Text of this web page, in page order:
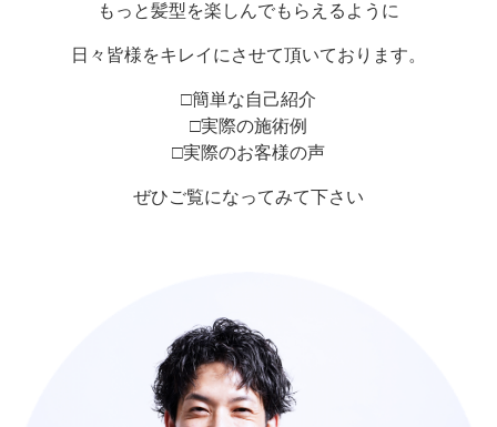
もっと髪型を楽しんでもらえるように
日々皆様をキレイにさせて頂いております。
□簡単な自己紹介
□実際の施術例
□実際のお客様の声
ぜひご覧になってみて下さい